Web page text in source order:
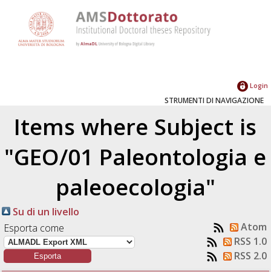
Login
STRUMENTI DI NAVIGAZIONE
Items where Subject is
"GEO/01 Paleontologia e
paleoecologia"
Su di un livello
Esporta come
Atom
RSS 1.0
RSS 2.0